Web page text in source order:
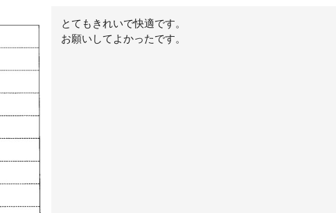
とてもきれいで快適です。
お願いしてよかったです。